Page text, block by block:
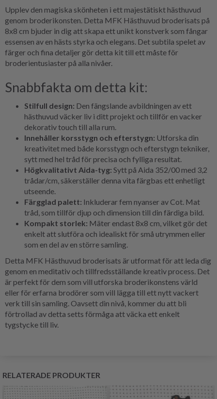
Upplev den magiska skönheten i ett majestätiskt hästhuvud
genom broderikonsten. Detta MFK Hästhuvud broderisats på
8x8 cm bjuder in dig att skapa ett unikt konstverk som fångar
essensen av en hästs styrka och elegans. Det subtila spelet av
färger och fina detaljer gör detta kit till ett måste för
broderientusiaster på alla nivåer.
Snabbfakta om detta kit:
Stilfull design: Den fängslande avbildningen av ett
hästhuvud väcker liv i ditt projekt och tillför en vacker
dekorativ touch till alla rum.
Innehåller korsstygn och efterstygn: Utforska din
kreativitet med både korsstygn och efterstygn tekniker,
sytt med hel tråd för precisa och fylliga resultat.
Högkvalitativt Aida-tyg: Sytt på Aida 352/00 med 3,2
trådar/cm, säkerställer denna vita färgbas ett enhetligt
utseende.
Färgglad palett: Inkluderar fem nyanser av Cot. Mat
tråd, som tillför djup och dimension till din färdiga bild.
Kompakt storlek: Mäter endast 8x8 cm, vilket gör det
enkelt att slutföra och idealiskt för små utrymmen eller
som en del av en större samling.
Detta MFK Hästhuvud broderisats är utformat för att leda dig
genom en meditativ och tillfredsställande kreativ process. Det
är perfekt för dem som vill utforska broderikonstens värld
eller för erfarna brodörer som vill lägga till ett nytt vackert
verk till sin samling. Oavsett din nivå, kommer du att bli
förtrollad av detta setts förmåga att väcka ett enkelt
tygstycke till liv.
RELATERADE PRODUKTER